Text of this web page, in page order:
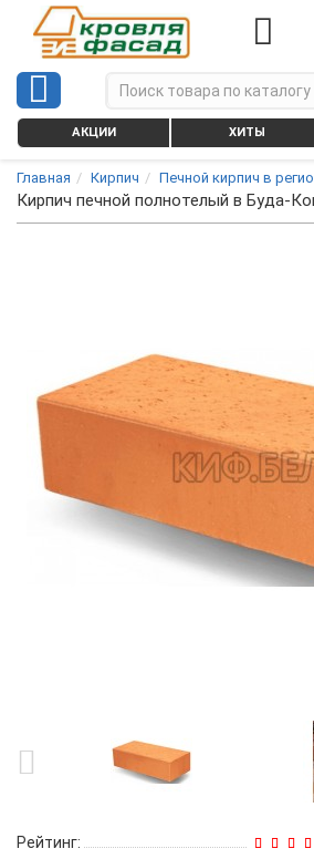
АКЦИИ ХИТЫ
Главная Кирпич Печной кирпич в
Кирпич печной полнотелый в Буда-
Рейтинг: